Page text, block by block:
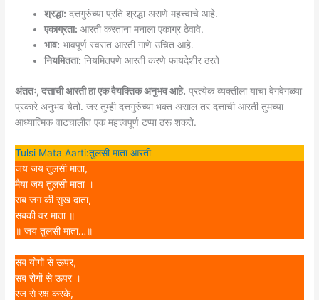
श्रद्धा: दत्तगुरुंच्या प्रति श्रद्धा असणे महत्त्वाचे आहे.
एकाग्रता: आरती करताना मनाला एकाग्र ठेवावे.
भाव: भावपूर्ण स्वरात आरती गाणे उचित आहे.
नियमितता: नियमितपणे आरती करणे फायदेशीर ठरते
अंततः, दत्ताची आरती हा एक वैयक्तिक अनुभव आहे. प्रत्येक व्यक्तीला याचा वेगवेगळ्या
प्रकारे अनुभव येतो. जर तुम्ही दत्तगुरुंच्या भक्त असाल तर दत्ताची आरती तुमच्या
आध्यात्मिक वाटचालीत एक महत्त्वपूर्ण टप्पा ठरू शकते.
Tulsi Mata Aarti:तुलसी माता आरती
जय जय तुलसी माता,
मैया जय तुलसी माता ।
सब जग की सुख दाता,
सबकी वर माता ॥
॥ जय तुलसी माता…॥
सब योगों से ऊपर,
सब रोगों से ऊपर ।
रज से रक्ष करके,